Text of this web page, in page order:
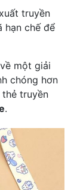
truyền
hạn chế để
một giải
chóng hơn
truyền
.